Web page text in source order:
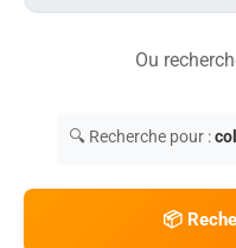
Ou
🔍 Recherche pour :
📦